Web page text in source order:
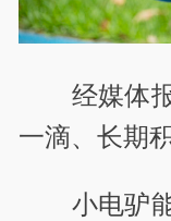
经媒体
一滴、长期
小电驴